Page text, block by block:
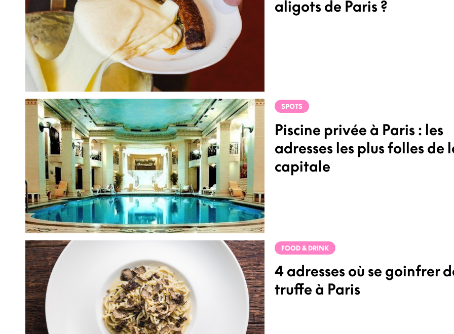
aligots de Paris ?
SPOTS
Piscine privée à Paris : les
adresses les plus folles de
capitale
FOOD & DRINK
4 adresses où se goinfrer
truffe à Paris